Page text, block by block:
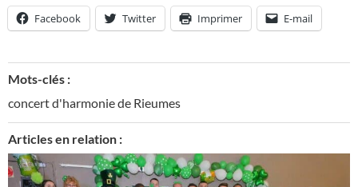
Facebook Twitter Imprimer E-mail
Mots-clés :
concert d'harmonie de Rieumes
Articles en relation :